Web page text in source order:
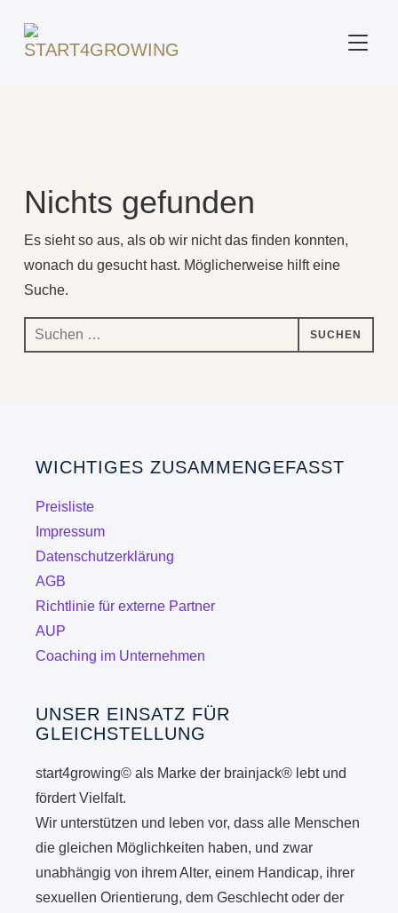
Nichts gefunden
Es sieht so aus, als ob wir nicht das finden konnten,
wonach du gesucht hast. Möglicherweise hilft eine
Suche.
Suchen
nach:
WICHTIGES ZUSAMMENGEFASST
Preisliste
Impressum
Datenschutzerklärung
AGB
Richtlinie für externe Partner
AUP
Coaching im Unternehmen
UNSER EINSATZ FÜR
GLEICHSTELLUNG
start4growing© als Marke der brainjack® lebt und
fördert Vielfalt.
Wir unterstützen und leben vor, dass alle Menschen
die gleichen Möglichkeiten haben, und zwar
unabhängig von ihrem Alter, einem Handicap, ihrer
sexuellen Orientierung, dem Geschlecht oder der